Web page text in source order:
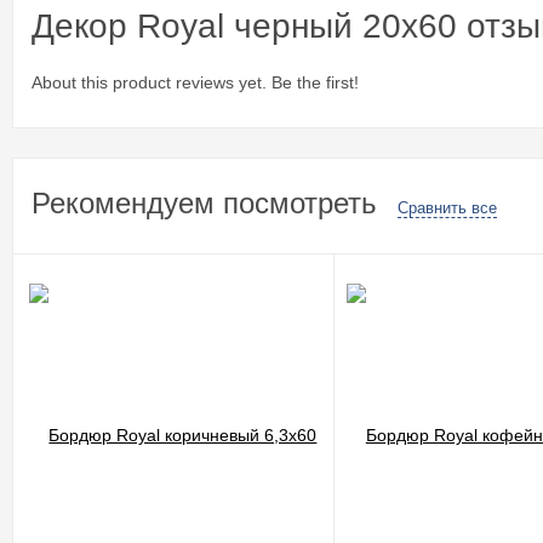
Декор Royal черный 20x60
About this product reviews yet. Be the first!
Рекомендуем посмотреть Сравнить все